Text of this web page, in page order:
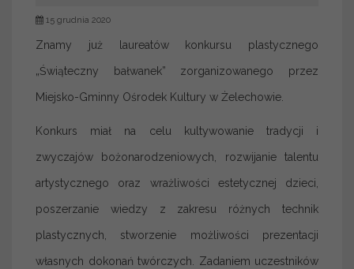
15 grudnia 2020
Znamy już laureatów konkursu plastycznego
„Świąteczny bałwanek” zorganizowanego przez
Miejsko-Gminny Ośrodek Kultury w Żelechowie.
Konkurs miał na celu kultywowanie tradycji i
zwyczajów bożonarodzeniowych, rozwijanie talentu
artystycznego oraz wrażliwości estetycznej dzieci,
poszerzanie wiedzy z zakresu różnych technik
plastycznych, stworzenie możliwości prezentacji
własnych dokonań twórczych. Zadaniem uczestników